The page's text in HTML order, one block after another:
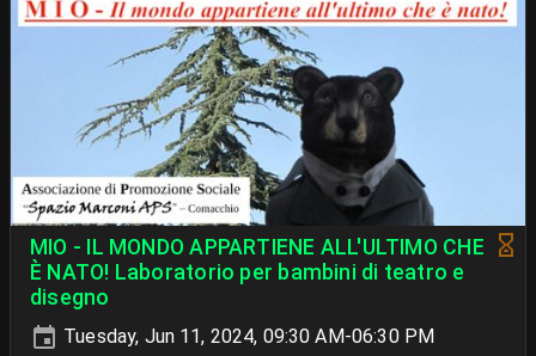
MIO - IL MONDO APPARTIENE ALL'ULTIMO CHE
È NATO! Laboratorio per bambini di teatro e
disegno
Tuesday, Jun 11, 2024, 09:30 AM-06:30 PM